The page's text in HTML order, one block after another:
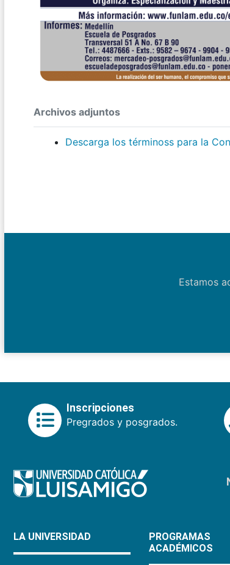
Archivos adjuntos
Descarga los términoss para la
Estamos
Inscripciones
Pregrados y posgrados.
LA UNIVERSIDAD
PROGRAMAS
ACADÉMICOS